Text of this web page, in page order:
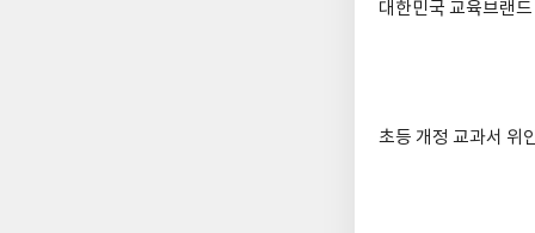
대한민국 교육브랜
초등 개정 교과서 위